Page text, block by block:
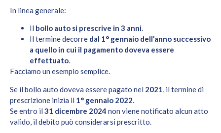
In linea generale:
Il bollo auto si prescrive in 3 anni.
Il termine decorre dal 1° gennaio dell’anno successivo
a quello in cui il pagamento doveva essere
effettuato.
Facciamo un esempio semplice.
Se il bollo auto doveva essere pagato nel 2021 , il termine di
prescrizione inizia il 1° gennaio 2022
Se entro il 31 dicembre 2024 non viene notificato alcun atto
valido, il debito può considerarsi prescritto.